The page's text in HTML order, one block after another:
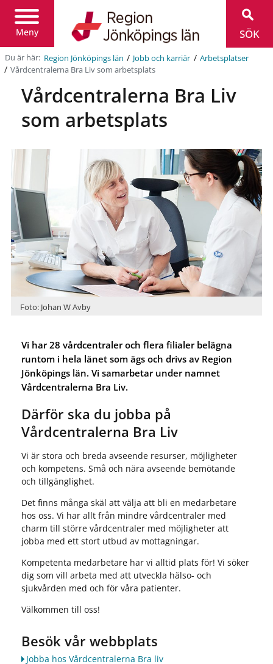
Meny
Jönköpings
län
SÖK
Du är här: Region Jönköpings län / Jobb och karriär / Arbetsplatser
/ Vårdcentralerna Bra Liv som arbetsplats
Vårdcentralerna Bra Liv
som arbetsplats
Foto: Johan W Avby
Vi har 28 vårdcentraler och flera filialer belägna
runtom i hela länet som ägs och drivs av Region
Jönköpings län. Vi samarbetar under namnet
Vårdcentralerna Bra Liv.
Därför ska du jobba på
Vårdcentralerna Bra Liv
Vi är stora och breda avseende resurser, möjligheter
och kompetens. Små och nära avseende bemötande
och tillgänglighet.
Det finns många skäl att välja att bli en medarbetare
hos oss. Vi har allt från mindre vårdcentraler med
charm till större vårdcentraler med möjligheter att
jobba med ett stort utbud av mottagningar.
Kompetenta medarbetare har vi alltid plats för! Vi söker
dig som vill arbeta med att utveckla hälso- och
sjukvården med och för våra patienter.
Välkommen till oss!
Besök vår webbplats
Jobba hos Vårdcentralerna Bra liv